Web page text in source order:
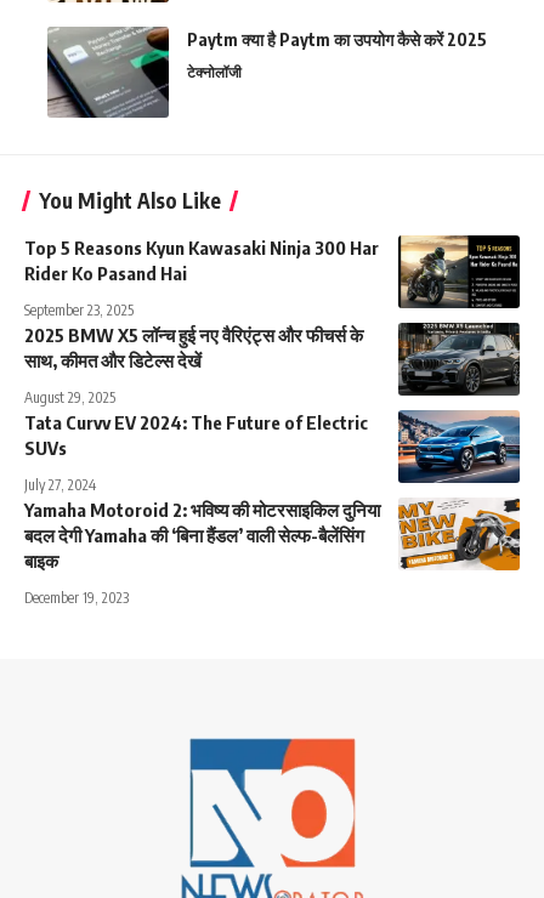
Paytm क्या है Paytm का उपयोग कैसे करें 2025
टेक्नोलॉजी
You Might Also Like
Top 5 Reasons Kyun Kawasaki Ninja 300 Har
Rider Ko Pasand Hai
September 23, 2025
2025 BMW X5 लॉन्च हुई नए वैरिएंट्स और फीचर्स के
साथ, कीमत और डिटेल्स देखें
August 29, 2025
Tata Curvv EV 2024: The Future of Electric
SUVs
July 27, 2024
Yamaha Motoroid 2: भविष्य की मोटरसाइकिल दुनिया
बदल देगी Yamaha की ‘बिना हैंडल’ वाली सेल्फ-बैलेंसिंग
बाइक
December 19, 2023